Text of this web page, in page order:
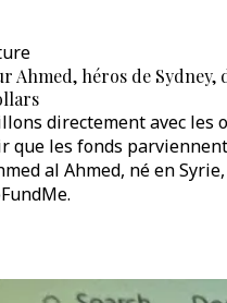
Ahmed, héros de Sydney,
directement avec les
que les fonds
al Ahmed, né en